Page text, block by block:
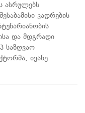
ასრულებს
კადრების
და მდგრადი
საზღვაო
ივანე